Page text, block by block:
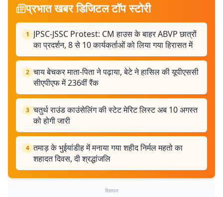
प्रभात खबर डिजिटल टॉप स्टोरी
1
JPSC-JSSC Protest: CM हाउस के बाहर ABVP छात्रों
का प्रदर्शन, 8 से 10 कार्यकर्ताओं को लिया गया हिरासत में
2 चाय बेचकर माता-पिता ने पढ़ाया, बेटे ने हासिल की यूपीएससी
सीएपीएफ में 236वीं रैंक
3 चतुर्थ राउंड काउंसेलिंग की स्टेट मेरिट लिस्ट अब 10 अगस्त
को होगी जारी
4 तमाड़ के भुईयांडीह में मनाया गया शहीद निर्मल महतो का
शहादत दिवस, दी श्रद्धांजलि
विज्ञापन